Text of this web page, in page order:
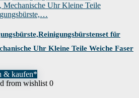
für
Uhr Kleine Teile Weiche Faser
& kaufen*
from wishlist 0